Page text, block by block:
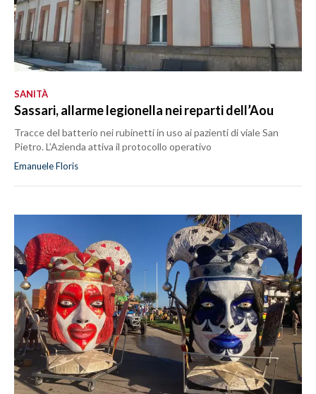
SANITÀ
Sassari, allarme legionella nei reparti dell’Aou
Tracce del batterio nei rubinetti in uso ai pazienti di viale San
Pietro. L’Azienda attiva il protocollo operativo
Emanuele Floris